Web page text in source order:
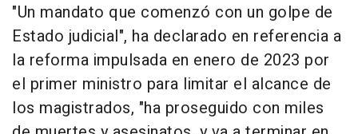
"Un mandato que comenzó con un golpe de
Estado judicial", ha declarado en referencia a
la reforma impulsada en enero de 2023 por
el primer ministro para limitar el alcance de
los magistrados, "ha proseguido con miles